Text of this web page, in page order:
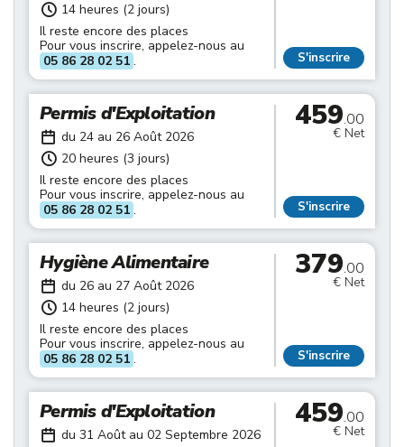
14 heures (2 jours)
Il reste encore des places
Pour vous inscrire, appelez-nous au
05 86 28 02 51 . S'inscrire
Permis d'Exploitation
du 24 au 26 Août 2026
20 heures (3 jours)
Il reste encore des places
Pour vous inscrire, appelez-nous au
05 86 28 02 51 .
459.00
€ Net
S'inscrire
Hygiène Alimentaire
du 26 au 27 Août 2026
14 heures (2 jours)
Il reste encore des places
Pour vous inscrire, appelez-nous au
05 86 28 02 51 .
379.00
€ Net
S'inscrire
Permis d'Exploitation
du 31 Août au 02 Septembre 2026
459.00
€ Net